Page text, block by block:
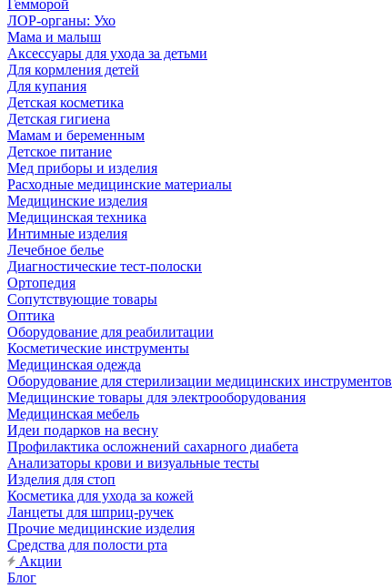
Гемморой
ЛОР-органы: Ухо
Мама и малыш
Аксессуары для ухода за детьми
Для кормления детей
Для купания
Детская косметика
Детская гигиена
Мамам и беременным
Детское питание
Мед приборы и изделия
Расходные медицинские материалы
Медицинские изделия
Медицинская техника
Интимные изделия
Лечебное белье
Диагностические тест-полоски
Ортопедия
Сопутствующие товары
Оптика
Оборудование для реабилитации
Косметические инструменты
Медицинская одежда
Оборудование для стерилизации медицинских инструментов
Медицинские товары для электрооборудования
Медицинская мебель
Идеи подарков на весну
Профилактика осложнений сахарного диабета
Анализаторы крови и визуальные тесты
Изделия для стоп
Косметика для ухода за кожей
Ланцеты для шприц-ручек
Прочие медицинские изделия
Средства для полости рта
Акции
Блог